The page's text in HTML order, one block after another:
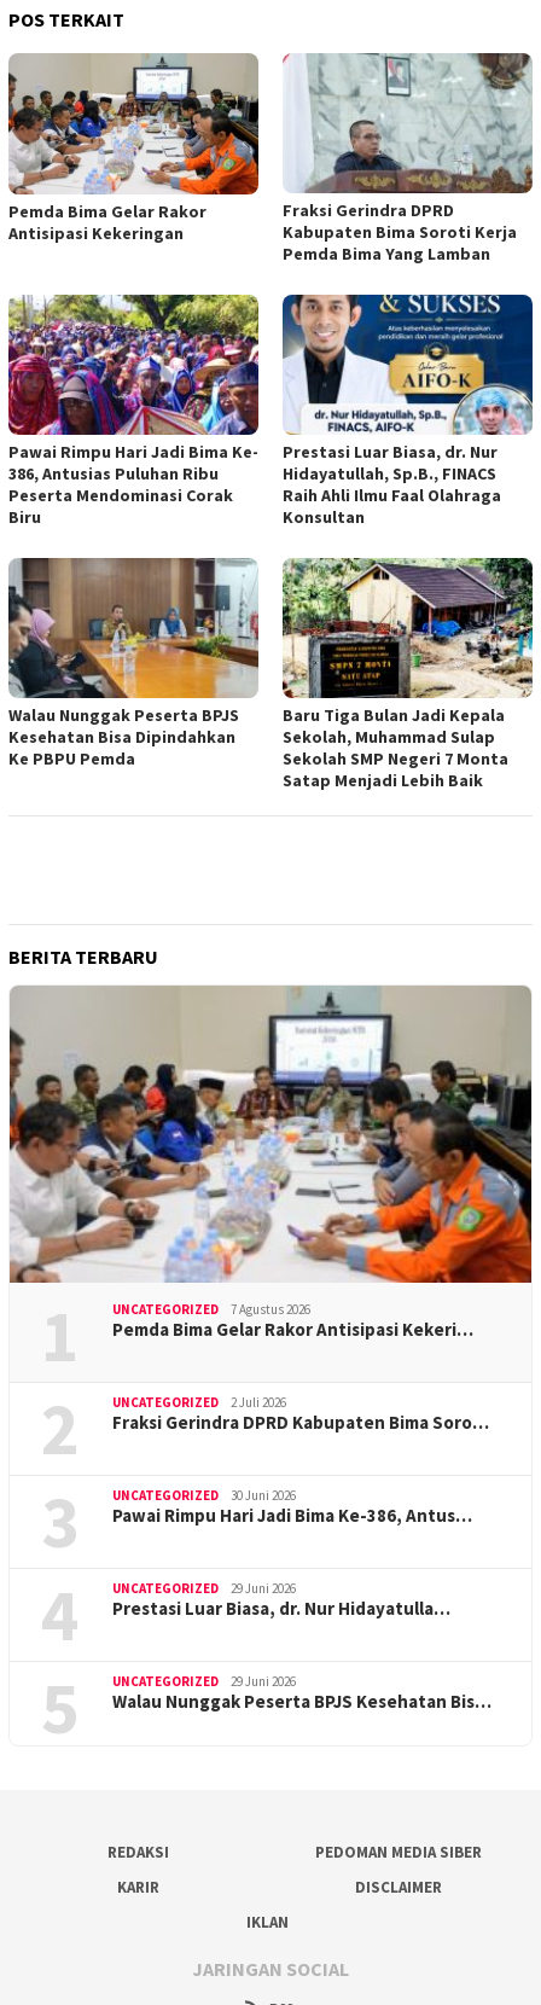
POS TERKAIT
Pemda Bima Gelar Rakor
Antisipasi Kekeringan
Fraksi Gerindra DPRD
Kabupaten Bima Soroti Kerja
Pemda Bima Yang Lamban
Pawai Rimpu Hari Jadi Bima Ke-
386, Antusias Puluhan Ribu
Peserta Mendominasi Corak
Biru
Prestasi Luar Biasa, dr. Nur
Hidayatullah, Sp.B., FINACS
Raih Ahli Ilmu Faal Olahraga
Konsultan
Walau Nunggak Peserta BPJS
Kesehatan Bisa Dipindahkan
Ke PBPU Pemda
Baru Tiga Bulan Jadi Kepala
Sekolah, Muhammad Sulap
Sekolah SMP Negeri 7 Monta
Satap Menjadi Lebih Baik
BERITA TERBARU
1 UNCATEGORIZED 7 Agustus 2026
Pemda Bima Gelar Rakor Antisipasi Kekeri…
2 UNCATEGORIZED 2 Juli 2026
Fraksi Gerindra DPRD Kabupaten Bima Soro…
3 UNCATEGORIZED 30 Juni 2026
Pawai Rimpu Hari Jadi Bima Ke-386, Antus…
4 UNCATEGORIZED 29 Juni 2026
Prestasi Luar Biasa, dr. Nur Hidayatulla…
5 UNCATEGORIZED 29 Juni 2026
Walau Nunggak Peserta BPJS Kesehatan Bis…
REDAKSI
PEDOMAN MEDIA SIBER
KARIR
DISCLAIMER
IKLAN
JARINGAN SOCIAL